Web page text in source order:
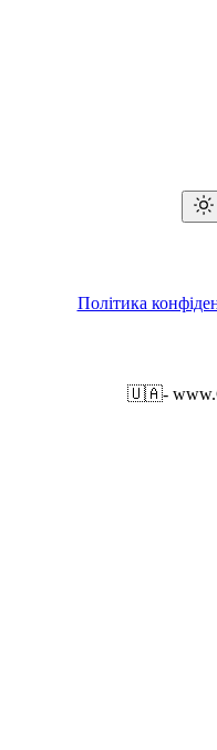
Політика
🇺🇦-